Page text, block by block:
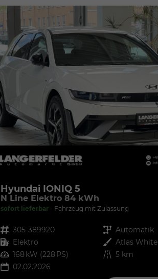
Hyundai IONIQ 5
N Line Elektro 84 kWh
sofort lieferbar Fahrzeug mit Zulassung
Fahrzeugnr. 305-389920 Getriebe Automatik
Kraftstoff Elektro Außenfarbe Atlas White
Leistung 168 kW (228 PS) Kilometerstand 5 km
02.02.2026